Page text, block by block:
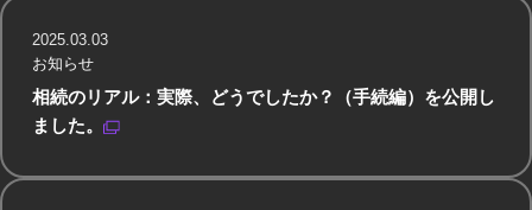
相続のリアル：実際、どうでしたか？（手続編）を公開し
ました。
2025.03.03
お知らせ